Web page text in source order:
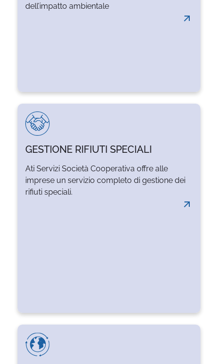
dell’impatto ambientale
GESTIONE RIFIUTI SPECIALI
Ati Servizi Società Cooperativa offre alle
imprese un servizio completo di gestione dei
rifiuti speciali.
L'azienda offre un servizio completo di
raccolta, trasporto e smaltimento dei rifiuti
speciali per le imprese, garantendo un